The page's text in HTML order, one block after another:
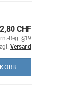
CHF
Reg. §19
Versand